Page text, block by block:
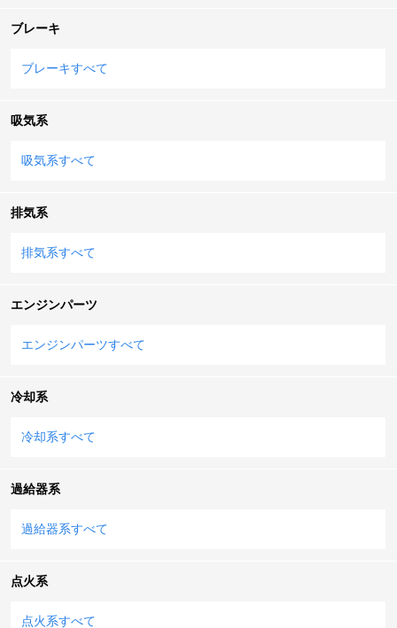
ブレーキ
ブレーキすべて
吸気系
吸気系すべて
排気系
排気系すべて
エンジンパーツ
エンジンパーツすべて
冷却系
冷却系すべて
過給器系
過給器系すべて
点火系
点火系すべて